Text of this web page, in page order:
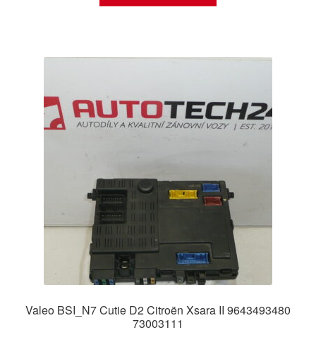
Valeo BSI_N7 Cutie D2 Citroën Xsara II 9643493480
73003111